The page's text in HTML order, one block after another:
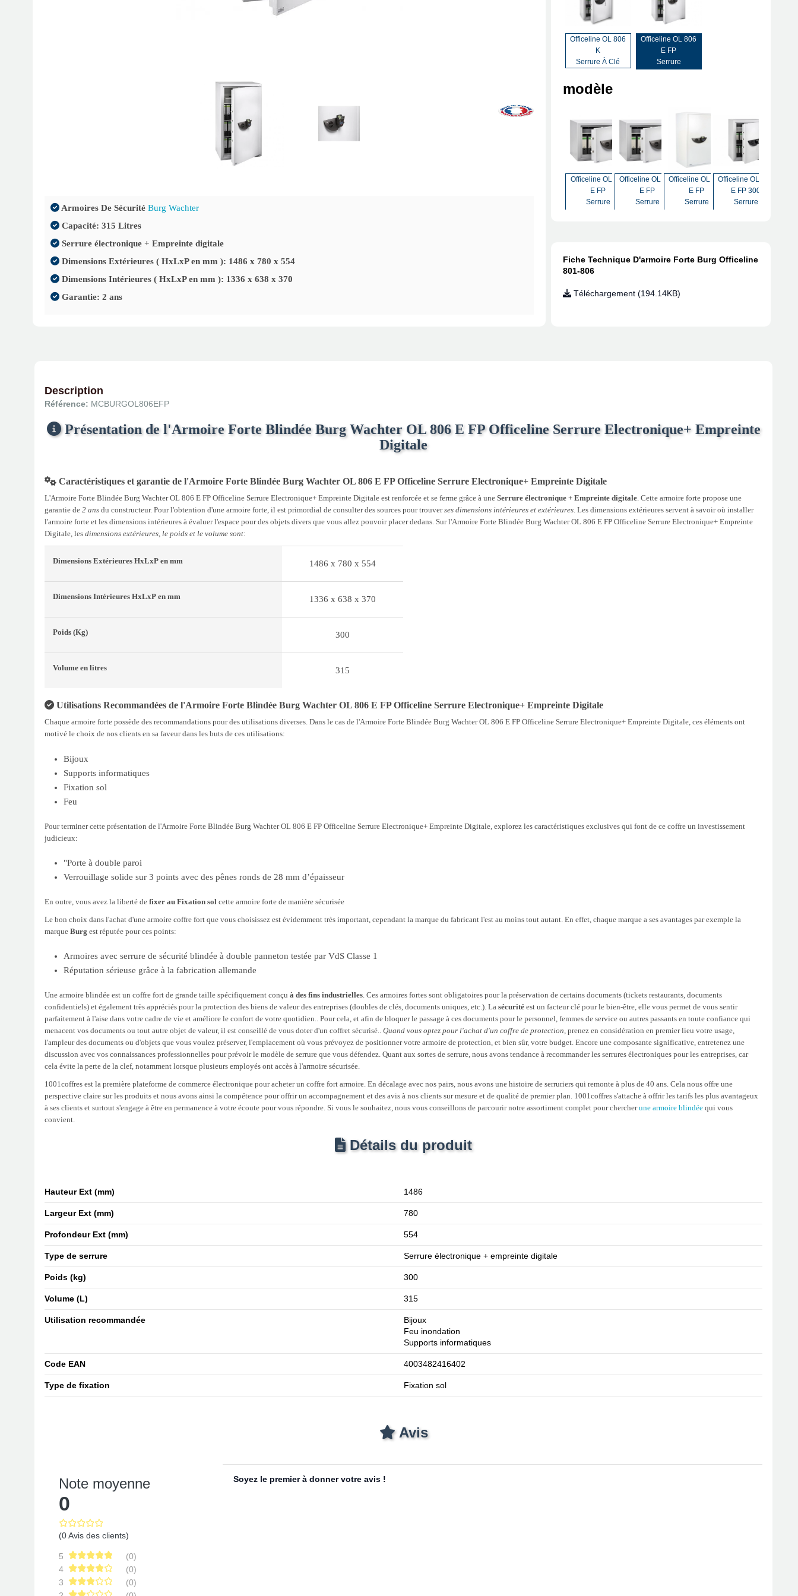
Armoires De Sécurité Burg Wachter
Capacité: 315 Litres
Serrure électronique + Empreinte digitale
Dimensions Extérieures ( HxLxP en mm ): 1486 x 780 x 554
Dimensions Intérieures ( HxLxP en mm ): 1336 x 638 x 370
Garantie: 2 ans
Officeline OL 806
K
Serrure À Clé
Officeline OL 806
E FP
Serrure
modèle
Serrure
Biométrique
Biométrique
Biométrique
Biométrique
Officeline OL 821Officeline OL 816
E FP
Serrure
Officeline OL 804
E FP 300
Serrure
Officeline OL
814-300 E FP
Serrure
Officeline OL 802
E FP
Serrure
Fiche Technique D'armoire Forte Burg Officeline
801-806
Téléchargement (194.14KB)
Description
Référence: MCBURGOL806EFP
Présentation de l'Armoire Forte Blindée Burg Wachter OL 806 E FP Officeline Serrure Electronique+ Empreinte
Digitale
Caractéristiques et garantie de l'Armoire Forte Blindée Burg Wachter OL 806 E FP Officeline Serrure Electronique+ Empreinte Digitale
L'Armoire Forte Blindée Burg Wachter OL 806 E FP Officeline Serrure Electronique+ Empreinte Digitale est renforcée et se ferme grâce à une Serrure électronique + Empreinte digitale. Cette armoire forte propose une
garantie de 2 ans du constructeur. Pour l'obtention d'une armoire forte, il est primordial de consulter des sources pour trouverses dimensions intérieures et extérieures. Les dimensions extérieures servent à savoir où installer
l'armoire forte et les dimensions intérieures à évaluer l'espace pour des objets divers que vous allez pouvoir placer dedans. Sur l'Armoire Forte Blindée Burg Wachter OL 806 E FP Officeline Serrure Electronique+ Empreinte
Digitale, les dimensions extérieures, le poids et le volume sont:
Dimensions Extérieures HxLxP en mm 1486 x 780 x 554
Dimensions Intérieures HxLxP en mm 1336 x 638 x 370
Poids (Kg) 300
Volume en litres 315
Utilisations Recommandées de l'Armoire Forte Blindée Burg Wachter OL 806 E FP Officeline Serrure Electronique+ Empreinte Digitale
Chaque armoire forte possède des recommandations pour des utilisations diverses. Dans le cas de l'Armoire Forte Blindée Burg Wachter OL 806 E FP Officeline Serrure Electronique+ Empreinte Digitale, ces éléments ont
motivé le choix de nos clients en sa faveur dans les buts de ces utilisations:
Bijoux
Supports informatiques
Fixation sol
Feu
Pour terminer cette présentation de l'Armoire Forte Blindée Burg Wachter OL 806 E FP Officeline Serrure Electronique+ Empreinte Digitale, explorez les caractéristiques exclusives qui font de ce coffre un investissement
judicieux:
"Porte à double paroi
Verrouillage solide sur 3 points avec des pênes ronds de 28 mm d’épaisseur
En outre, vous avez la liberté de fixer au Fixation sol cette armoire forte de manière sécurisée
Le bon choix dans l'achat d'une armoire coffre fort que vous choisissez est évidemment très important, cependant la marque du fabricant l'est au moins tout autant. En effet, chaque marque a ses avantages par exemple la
marque Burg est réputée pour ces points:
Armoires avec serrure de sécurité blindée à double panneton testée par VdS Classe 1
Réputation sérieuse grâce à la fabrication allemande
Une armoire blindée est un coffre fort de grande taille spécifiquement conçu à des fins industrielles . Ces armoires fortes sont obligatoires pour la préservation de certains documents (tickets restaurants, documents
confidentiels) et également très appréciés pour la protection des biens de valeur des entreprises (doubles de clés, documents uniques, etc.). La sécurité est un facteur clé pour le bien-être, elle vous permet de vous sentir
parfaitement à l'aise dans votre cadre de vie et améliore le confort de votre quotidien.. Pour cela, et afin de bloquer le passage à ces documents pour le personnel, femmes de service ou autres passants en toute confiance qui
menacent vos documents ou tout autre objet de valeur, il est conseillé de vous doter d'un coffret sécurisé.. Quand vous optez pour l'achat d'un coffre de protection , prenez en considération en premier lieu votre usage,
l'ampleur des documents ou d'objets que vous voulez préserver, l'emplacement où vous prévoyez de positionner votre armoire de protection, et bien sûr, votre budget. Encore une composante significative, entretenez une
discussion avec vos connaissances professionnelles pour prévoir le modèle de serrure que vous défendez. Quant aux sortes de serrure, nous avons tendance à recommander les serrures électroniques pour les entreprises, car
cela évite la perte de la clef, notamment lorsque plusieurs employés ont accès à l'armoire sécurisée.
1001coffres est la première plateforme de commerce électronique pour acheter un coffre fort armoire. En décalage avec nos pairs, nous avons une histoire de serruriers qui remonte à plus de 40 ans. Cela nous offre une
perspective claire sur les produits et nous avons ainsi la compétence pour offrir un accompagnement et des avis à nos clients sur mesure et de qualité de premier plan. 1001coffres s'attache à offrir les tarifs les plus avantageux
à ses clients et surtout s'engage à être en permanence à votre écoute pour vous répondre. Si vous le souhaitez, nous vous conseillons de parcourir notre assortiment complet pour chercherune armoire blindée qui vous
convient.
Détails du produit
Hauteur Ext (mm) 1486
Largeur Ext (mm) 780
Profondeur Ext (mm) 554
Type de serrure Serrure électronique + empreinte digitale
Poids (kg) 300
Volume (L) 315
Utilisation recommandée
Bijoux
Feu inondation
Supports informatiques
Code EAN 4003482416402
Type de fixation Fixation sol
Avis
Note moyenne
0
(0 Avis des clients)
5
(0)
4
(0)
3
(0)
Soyez le premier à donner votre avis !